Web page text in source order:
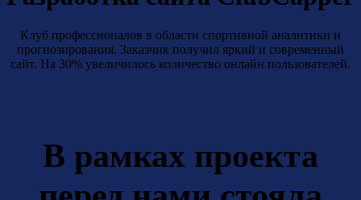
Клуб профессионалов в области спортивной аналитики и
прогнозирования. Заказчик получил яркий и современный
сайт. На 30% увеличилось количество онлайн пользователей.
В рамках проекта